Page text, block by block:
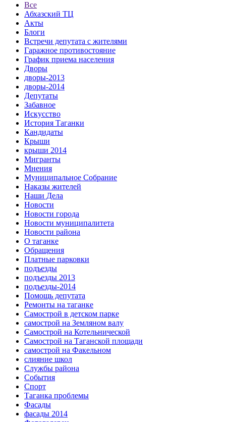
Все
Абхазский ТЦ
Акты
Блоги
Встречи депутата с жителями
Гаражное противостояние
График приема населения
Дворы
дворы-2013
дворы-2014
Депутаты
Забавное
Искусство
История Таганки
Кандидаты
Крыши
крыши 2014
Мигранты
Мнения
Муниципальное Собрание
Наказы жителей
Наши Дела
Новости
Новости города
Новости муниципалитета
Новости района
О таганке
Обращения
Платные парковки
подъезды
подъезды 2013
подъезды-2014
Помощь депутата
Ремонты на таганке
Самострой в детском парке
самострой на Земляном валу
Самострой на Котельнической
Самострой на Таганской площади
самострой на Факельном
слияние школ
Службы района
События
Спорт
Таганка проблемы
Фасады
фасады 2014